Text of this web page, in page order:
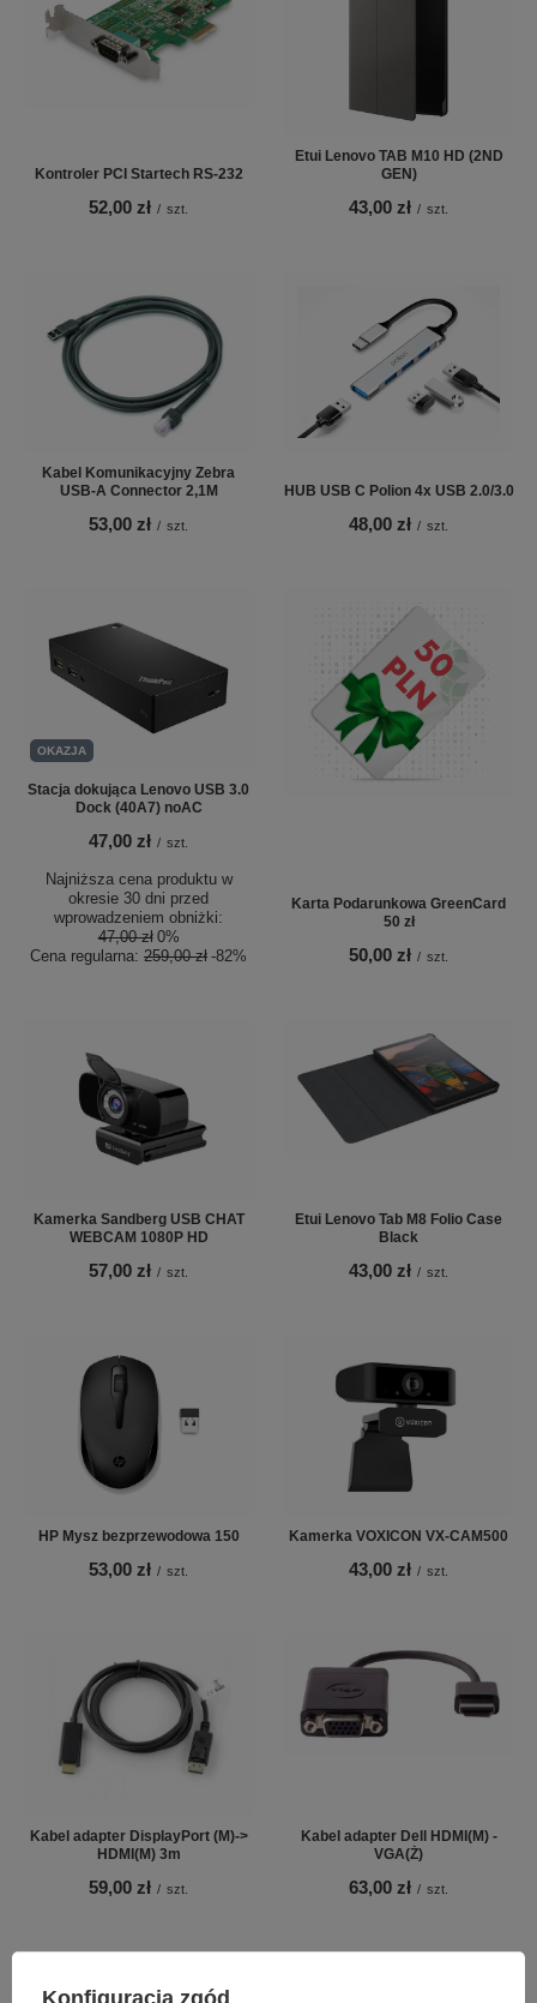
Kontroler PCI Startech RS-232
52,00 zł / szt.
Etui Lenovo TAB M10 HD (2ND
GEN)
43,00 zł / szt.
Kabel Komunikacyjny Zebra
USB-A Connector 2,1M
53,00 zł / szt.
HUB USB C Polion 4x USB 2.0/3.0
48,00 zł / szt.
OKAZJA
Stacja dokująca Lenovo USB 3.0
Dock (40A7) noAC
47,00 zł / szt.
Najniższa cena produktu w
okresie 30 dni przed
wprowadzeniem obniżki:
47,00 zł 0%
Cena regularna: 259,00 zł -82%
Karta Podarunkowa GreenCard
50 zł
50,00 zł / szt.
Kamerka Sandberg USB CHAT
WEBCAM 1080P HD
57,00 zł / szt.
Etui Lenovo Tab M8 Folio Case
Black
43,00 zł / szt.
HP Mysz bezprzewodowa 150
53,00 zł / szt.
Kamerka VOXICON VX-CAM500
43,00 zł / szt.
Kabel adapter DisplayPort (M)->
HDMI(M) 3m
59,00 zł / szt.
Kabel adapter Dell HDMI(M) -
VGA(Ż)
63,00 zł / szt.